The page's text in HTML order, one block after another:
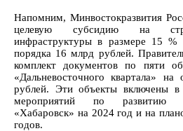
Напомним, Минвостокразвития
целевую субсидию на
инфраструктуры в размере 15 %
порядка 16 млрд рублей.
комплект документов по пяти
«Дальневосточного квартала»
рублей. Эти объекты включены в
мероприятий по развитию
«Хабаровск» на 2024 год и на
годов.